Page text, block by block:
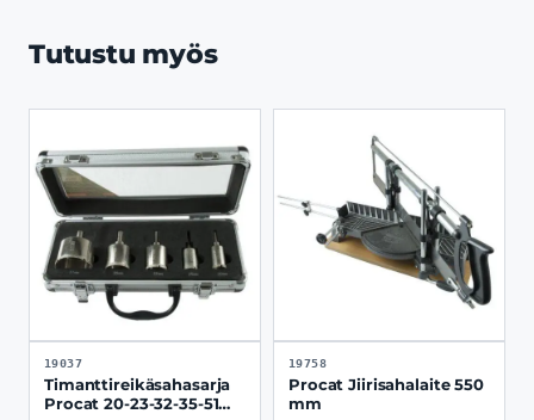
Tutustu myös
19037
Timanttireikäsahasarja
Procat 20-23-32-35-51
19758
Procat Jiirisahalaite 550
mm